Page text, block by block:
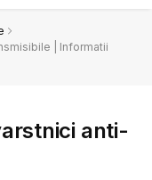
| Informatii
anti-